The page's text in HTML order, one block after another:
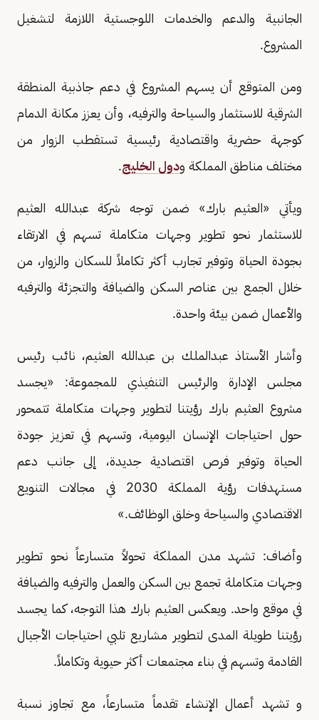
الجانبية والدعم والخدمات اللوجستية اللازمة لتشغيل
المشروع.
ومن المتوقع أن يسهم المشروع في دعم جاذبية المنطقة
الشرقية للاستثمار والسياحة والترفيه، وأن يعزز مكانة الدمام
كوجهة حضرية واقتصادية رئيسية تستقطب الزوار من
مختلف مناطق المملكة ودول الخليج.
ويأتي «العثيم بارك» ضمن توجه شركة عبدالله العثيم
للاستثمار نحو تطوير وجهات متكاملة تسهم في الارتقاء
بجودة الحياة وتوفير تجارب أكثر تكاملاً للسكان والزوار، من
خلال الجمع بين عناصر السكن والضيافة والتجزئة والترفيه
والأعمال ضمن بيئة واحدة.
وأشار الأستاذ عبدالملك بن عبدالله العثيم، نائب رئيس
مجلس الإدارة والرئيس التنفيذي للمجموعة: «يجسد
مشروع العثيم بارك رؤيتنا لتطوير وجهات متكاملة تتمحور
حول احتياجات الإنسان اليومية، وتسهم في تعزيز جودة
الحياة وتوفير فرص اقتصادية جديدة، إلى جانب دعم
مستهدفات رؤية المملكة 2030 في مجالات التنويع
الاقتصادي والسياحة وخلق الوظائف.»
وأضاف: تشهد مدن المملكة تحولاً متسارعاً نحو تطوير
وجهات متكاملة تجمع بين السكن والعمل والترفيه والضيافة
في موقع واحد. ويعكس العثيم بارك هذا التوجه، كما يجسد
رؤيتنا طويلة المدى لتطوير مشاريع تلبي احتياجات الأجيال
القادمة وتسهم في بناء مجتمعات أكثر حيوية وتكاملاً.
و تشهد أعمال الإنشاء تقدماً متسارعاً، مع تجاوز نسبة